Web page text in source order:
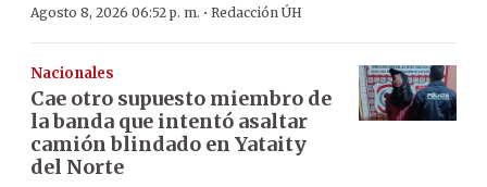
Agosto 8, 2026 06:52 p. m. · Redacción ÚH
Nacionales
Cae otro supuesto miembro de
la banda que intentó asaltar
camión blindado en Yataity
del Norte